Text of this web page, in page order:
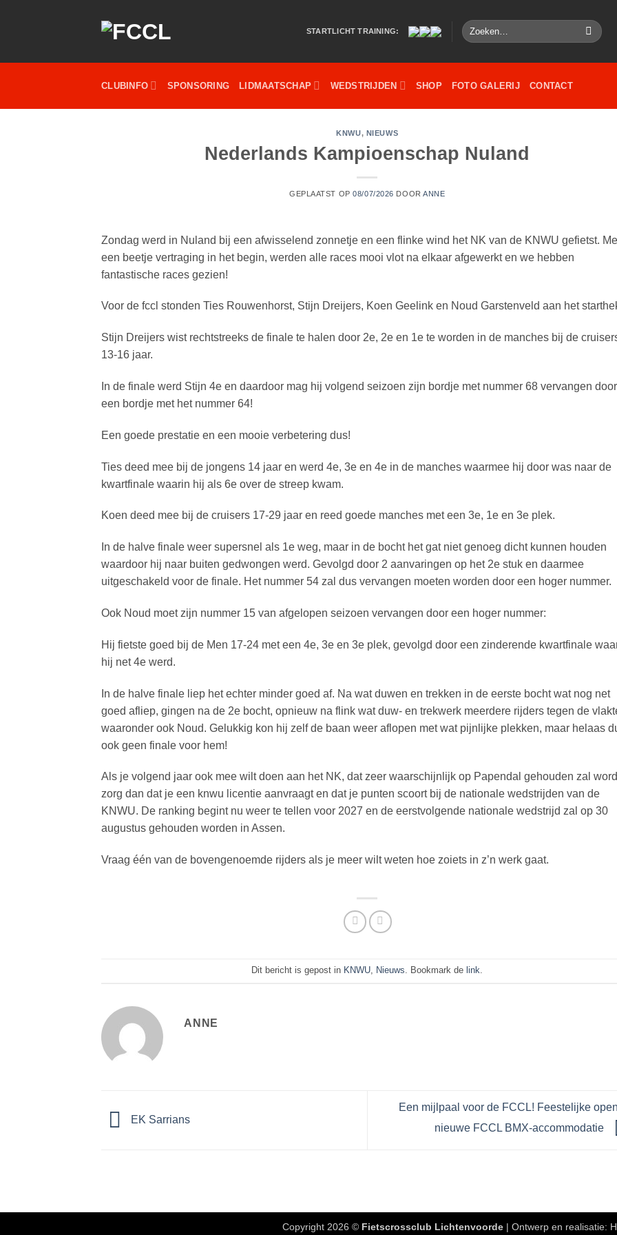
STARTLICHT TRAINING:
Zoeken
naar:
CLUBINFO SPONSORING LIDMAATSCHAP WEDSTRIJDEN SHOP FOTO GALERIJ CONTACT
KNWU, NIEUWS
Nederlands Kampioenschap Nuland
GEPLAATST OP08/07/2026 DOORANNE
Zondag werd in Nuland bij een afwisselend zonnetje en een flinke wind het NK van de KNWU gefietst.
een beetje vertraging in het begin, werden alle races mooi vlot na elkaar afgewerkt en we hebben
fantastische races gezien!
Voor de fccl stonden Ties Rouwenhorst, Stijn Dreijers, Koen Geelink en Noud Garstenveld aan het
Stijn Dreijers wist rechtstreeks de finale te halen door 2e, 2e en 1e te worden in de manches bij de
13-16 jaar.
In de finale werd Stijn 4e en daardoor mag hij volgend seizoen zijn bordje met nummer 68 vervangen door
een bordje met het nummer 64!
Een goede prestatie en een mooie verbetering dus!
Ties deed mee bij de jongens 14 jaar en werd 4e, 3e en 4e in de manches waarmee hij door was naar de
kwartfinale waarin hij als 6e over de streep kwam.
Koen deed mee bij de cruisers 17-29 jaar en reed goede manches met een 3e, 1e en 3e plek.
In de halve finale weer supersnel als 1e weg, maar in de bocht het gat niet genoeg dicht kunnen houden
waardoor hij naar buiten gedwongen werd. Gevolgd door 2 aanvaringen op het 2e stuk en daarmee
uitgeschakeld voor de finale. Het nummer 54 zal dus vervangen moeten worden door een hoger nummer.
Ook Noud moet zijn nummer 15 van afgelopen seizoen vervangen door een hoger nummer:
Hij fietste goed bij de Men 17-24 met een 4e, 3e en 3e plek, gevolgd door een zinderende kwartfinale
hij net 4e werd.
In de halve finale liep het echter minder goed af. Na wat duwen en trekken in de eerste bocht wat nog net
goed afliep, gingen na de 2e bocht, opnieuw na flink wat duw- en trekwerk meerdere rijders tegen de
waaronder ook Noud. Gelukkig kon hij zelf de baan weer aflopen met wat pijnlijke plekken, maar helaas
ook geen finale voor hem!
Als je volgend jaar ook mee wilt doen aan het NK, dat zeer waarschijnlijk op Papendal gehouden zal
zorg dan dat je een knwu licentie aanvraagt en dat je punten scoort bij de nationale wedstrijden van de
KNWU. De ranking begint nu weer te tellen voor 2027 en de eerstvolgende nationale wedstrijd zal op 30
augustus gehouden worden in Assen.
Vraag één van de bovengenoemde rijders als je meer wilt weten hoe zoiets in z’n werk gaat.
Dit bericht is gepost in KNWU, Nieuws. Bookmark de link.
ANNE
EK Sarrians
Een mijlpaal voor de FCCL! Feestelijke
nieuwe FCCL BMX-accommodatie
Copyright 2026 © Fietscrossclub Lichtenvoorde | Ontwerp en realisatie: